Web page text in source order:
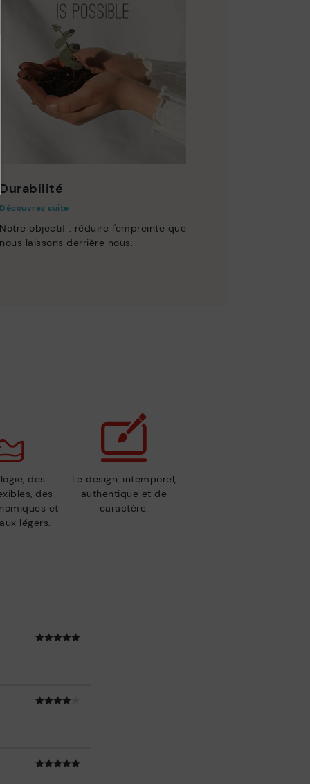
Durabilité
Découvrez suite
Notre objectif : réduire l'empreinte que
nous laissons derrière nous.
des
des
et
légers.
Le design, intemporel,
authentique et de
caractère.